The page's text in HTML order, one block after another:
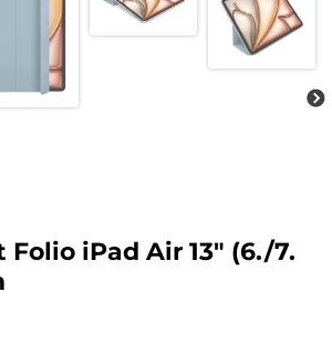
iPad Air 13″ (6./7.